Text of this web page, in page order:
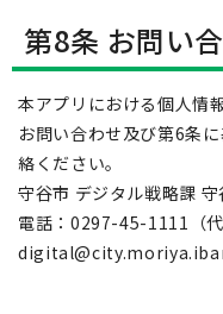
第8条 お問い
本アプリにおける個人情
お問い合わせ及び第6条
絡ください。
守谷市 デジタル戦略課
電話：0297-45-1111（代